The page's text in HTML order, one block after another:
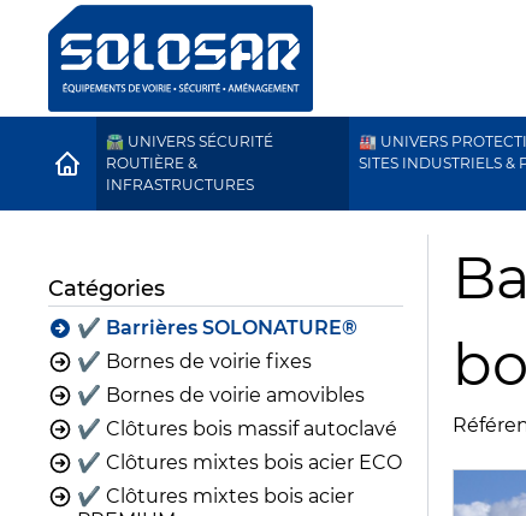
HOME
🛣️ UNIVERS SÉCURITÉ
ROUTIÈRE &
INFRASTRUCTURES
🏭 UNIVERS
SITES INDUSTRIELS &
Catégories
✔️ Barrières SOLONATURE®
✔️ Bornes de voirie fixes
✔️ Bornes de voirie amovibles
✔️ Clôtures bois massif autoclavé
✔️ Clôtures mixtes bois acier ECO
✔️ Clôtures mixtes bois acier